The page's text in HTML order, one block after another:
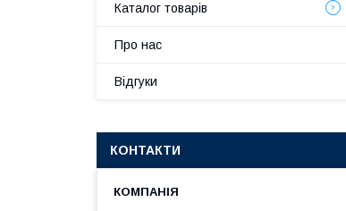
Каталог товарів
Про нас
Відгуки
КОНТАКТИ